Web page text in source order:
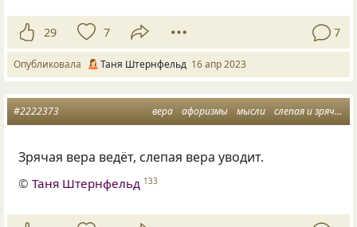
29 7 7
Опубликовала Таня Штернфельд 16 апр 2023
вера афоризмы мысли слепая и зрячая
#2222373
Зрячая вера ведёт, слепая вера уводит.
©Таня Штернфельд 133